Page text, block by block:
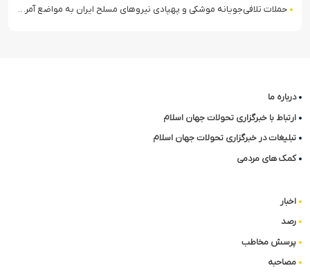
حملات تلافی‌جویانه موشکی و پهپادی نیروهای مسلح ایران به مواضع آمریکا در منطقه
درباره ما
ارتباط با خبرگزاری تحولات جهان اسلام
تبلیغات در خبرگزاری تحولات جهان اسلام
کمک های مردمی
اخبار
رصد
پرسش مخاطب
مصاحبه